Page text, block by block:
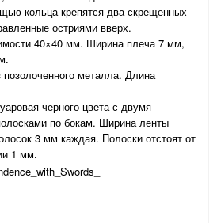
кольца крепятся два скрещенных
остриями вверх.
40×40 мм. Ширина плеча 7 мм,
металла. Длина
черного цвета с двумя
по бокам. Ширина ленты
3 мм каждая. Полоски отстоят от
1 мм.